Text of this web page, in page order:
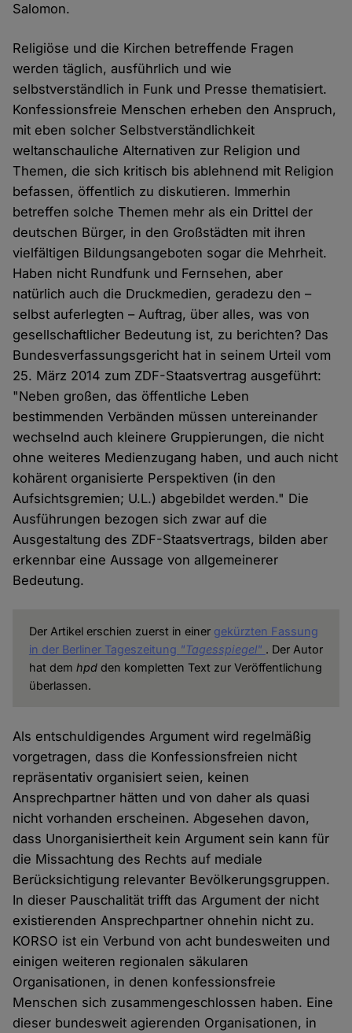
Salomon.
Religiöse und die Kirchen betreffende Fragen
werden täglich, ausführlich und wie
selbstverständlich in Funk und Presse thematisiert.
Konfessionsfreie Menschen erheben den Anspruch,
mit eben solcher Selbstverständlichkeit
weltanschauliche Alternativen zur Religion und
Themen, die sich kritisch bis ablehnend mit Religion
befassen, öffentlich zu diskutieren. Immerhin
betreffen solche Themen mehr als ein Drittel der
deutschen Bürger, in den Großstädten mit ihren
vielfältigen Bildungsangeboten sogar die Mehrheit.
Haben nicht Rundfunk und Fernsehen, aber
natürlich auch die Druckmedien, geradezu den –
selbst auferlegten – Auftrag, über alles, was von
gesellschaftlicher Bedeutung ist, zu berichten? Das
Bundesverfassungsgericht hat in seinem Urteil vom
25. März 2014 zum ZDF-Staatsvertrag ausgeführt:
"Neben großen, das öffentliche Leben
bestimmenden Verbänden müssen untereinander
wechselnd auch kleinere Gruppierungen, die nicht
ohne weiteres Medienzugang haben, und auch nicht
kohärent organisierte Perspektiven (in den
Aufsichtsgremien; U.L.) abgebildet werden." Die
Ausführungen bezogen sich zwar auf die
Ausgestaltung des ZDF-Staatsvertrags, bilden aber
erkennbar eine Aussage von allgemeinerer
Bedeutung.
Der Artikel erschien zuerst in einer gekürzten Fassung
in der Berliner Tageszeitung "Tagesspiegel" . Der Autor
hat dem hpdden kompletten Text zur Veröffentlichung
überlassen.
Als entschuldigendes Argument wird regelmäßig
vorgetragen, dass die Konfessionsfreien nicht
repräsentativ organisiert seien, keinen
Ansprechpartner hätten und von daher als quasi
nicht vorhanden erscheinen. Abgesehen davon,
dass Unorganisiertheit kein Argument sein kann für
die Missachtung des Rechts auf mediale
Berücksichtigung relevanter Bevölkerungsgruppen.
In dieser Pauschalität trifft das Argument der nicht
existierenden Ansprechpartner ohnehin nicht zu.
KORSO ist ein Verbund von acht bundesweiten und
einigen weiteren regionalen säkularen
Organisationen, in denen konfessionsfreie
Menschen sich zusammengeschlossen haben. Eine
dieser bundesweit agierenden Organisationen, in